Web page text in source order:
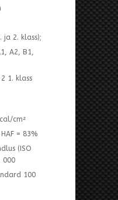
ja 2. klass);
A2, B1,
1. klass
cm²
= 83%
(ISO
000
100